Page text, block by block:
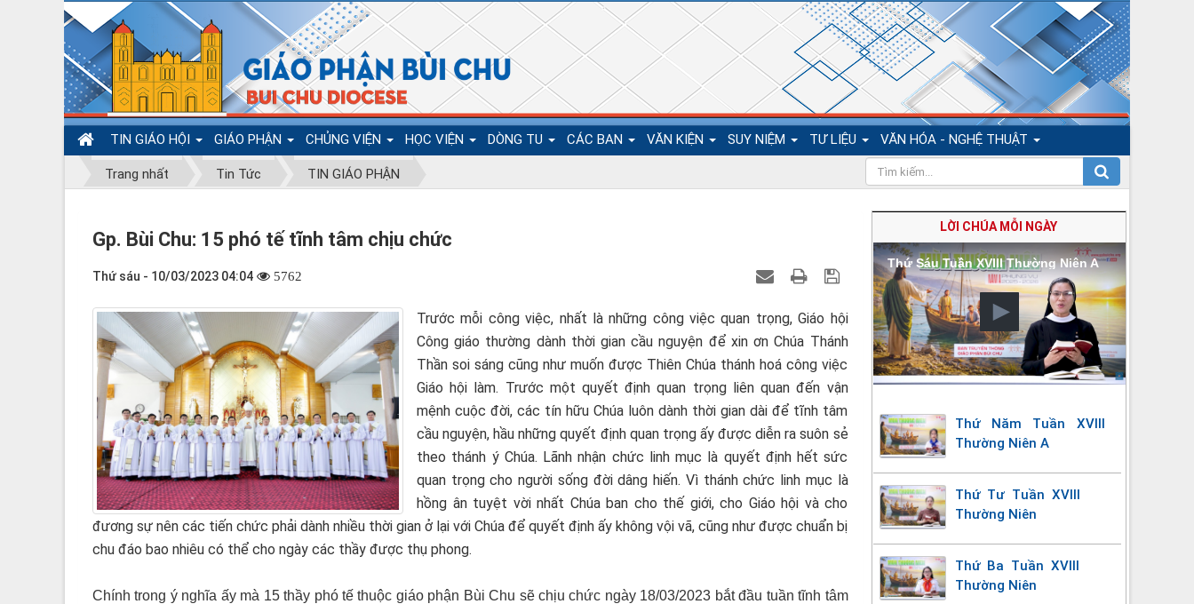
TIN GIÁO HỘI GIÁO PHẬN CHỦNG VIỆN HỌC VIỆN DÒNG TU CÁC BAN VĂN KIỆN SUY NIỆM TƯ LIỆU VĂN HÓA - NGHỆ THUẬT
Trang nhất Tin Tức TIN GIÁO PHẬN
Gp. Bùi Chu: 15 phó tế tĩnh tâm chịu chức
Thứ sáu - 10/03/2023 04:04 5762
Trước mỗi công việc, nhất là những công việc quan trọng, Giáo hội
Công giáo thường dành thời gian cầu nguyện để xin ơn Chúa Thánh
Thần soi sáng cũng như muốn được Thiên Chúa thánh hoá công việc
Giáo hội làm. Trước một quyết định quan trọng liên quan đến vận
mệnh cuộc đời, các tín hữu Chúa luôn dành thời gian dài để tĩnh tâm
cầu nguyện, hầu những quyết định quan trọng ấy được diễn ra suôn sẻ
theo thánh ý Chúa. Lãnh nhận chức linh mục là quyết định hết sức
quan trọng cho người sống đời dâng hiến. Vì thánh chức linh mục là
hồng ân tuyệt vời nhất Chúa ban cho thế giới, cho Giáo hội và cho
đương sự nên các tiến chức phải dành nhiều thời gian ở lại với Chúa để quyết định ấy không vội vã, cũng như được chuẩn bị
chu đáo bao nhiêu có thể cho ngày các thầy được thụ phong.
Chính trong ý nghĩa ấy mà 15 thầy phó tế thuộc giáo phận Bùi Chu sẽ chịu chức ngày 18/03/2023 bắt đầu tuần tĩnh tâm
LỜI CHÚA MỖI NGÀY
Thứ Sáu Tuần XVIII Thường Niên A
Thứ Năm Tuần XVIII
Thường Niên A
Thứ Tư Tuần XVIII
Thường Niên
Thứ Ba Tuần XVIII
Thường Niên